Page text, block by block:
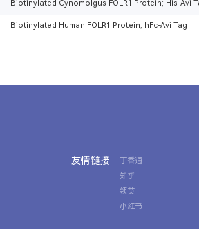
Biotinylated Cynomolgus FOLR1 Protein; His-Avi
Biotinylated Human FOLR1 Protein; hFc-Avi Tag
友情链接
丁香通
知乎
领英
小红书